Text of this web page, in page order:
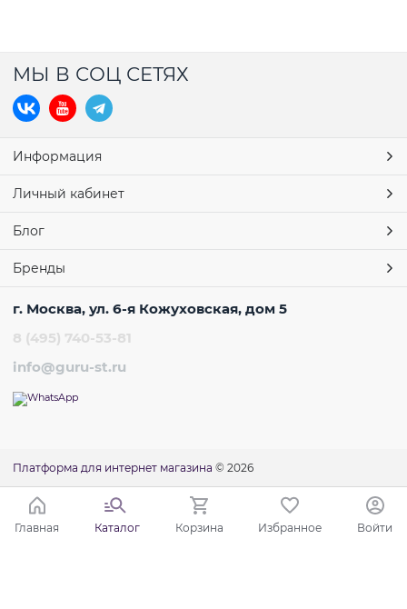
МЫ В СОЦ СЕТЯХ
Информация
Личный кабинет
Блог
Бренды
г. Москва, ул. 6-я Кожуховская, дом 5
8 (495) 740-53-81
info@guru-st.ru
Платформа для интернет магазина © 2026
Главная Каталог Корзина Избранное Войти